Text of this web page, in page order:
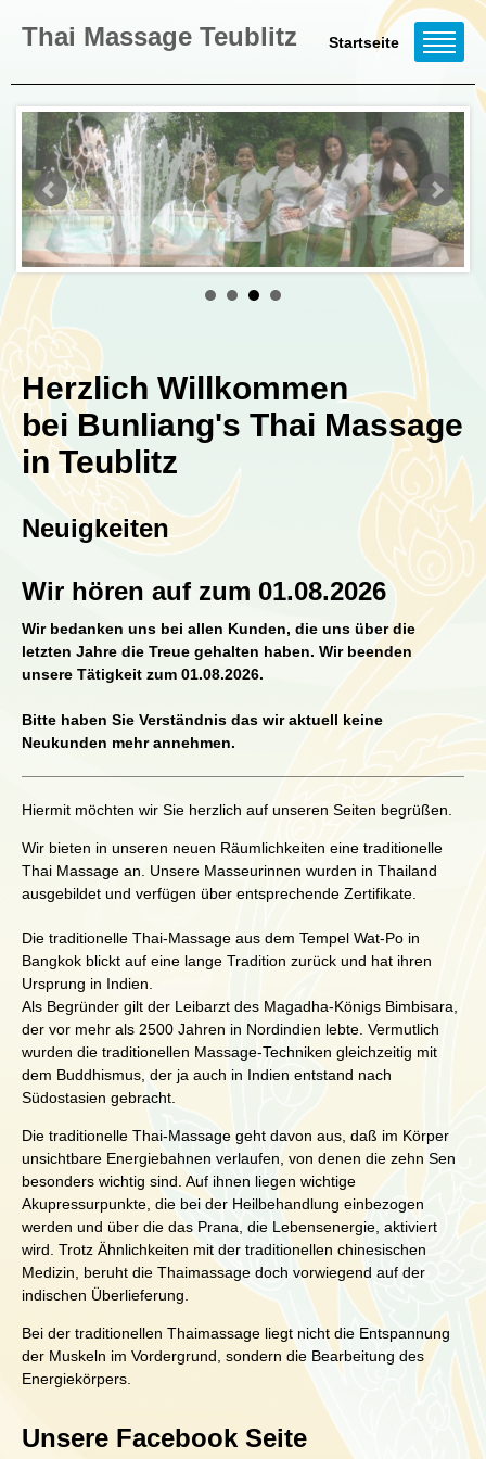
Thai Massage Teublitz Startseite
Herzlich Willkommen
bei Bunliang's Thai Massage
in Teublitz
Neuigkeiten
Wir hören auf zum 01.08.2026
Wir bedanken uns bei allen Kunden, die uns über die
letzten Jahre die Treue gehalten haben. Wir beenden
unsere Tätigkeit zum 01.08.2026.
Bitte haben Sie Verständnis das wir aktuell keine
Neukunden mehr annehmen.
Hiermit möchten wir Sie herzlich auf unseren Seiten begrüßen.
Wir bieten in unseren neuen Räumlichkeiten eine traditionelle
Thai Massage an. Unsere Masseurinnen wurden in Thailand
ausgebildet und verfügen über entsprechende Zertifikate.
Die traditionelle Thai-Massage aus dem Tempel Wat-Po in
Bangkok blickt auf eine lange Tradition zurück und hat ihren
Ursprung in Indien.
Als Begründer gilt der Leibarzt des Magadha-Königs Bimbisara,
der vor mehr als 2500 Jahren in Nordindien lebte. Vermutlich
wurden die traditionellen Massage-Techniken gleichzeitig mit
dem Buddhismus, der ja auch in Indien entstand nach
Südostasien gebracht.
Die traditionelle Thai-Massage geht davon aus, daß im Körper
unsichtbare Energiebahnen verlaufen, von denen die zehn Sen
besonders wichtig sind. Auf ihnen liegen wichtige
Akupressurpunkte, die bei der Heilbehandlung einbezogen
werden und über die das Prana, die Lebensenergie, aktiviert
wird. Trotz Ähnlichkeiten mit der traditionellen chinesischen
Medizin, beruht die Thaimassage doch vorwiegend auf der
indischen Überlieferung.
Bei der traditionellen Thaimassage liegt nicht die Entspannung
der Muskeln im Vordergrund, sondern die Bearbeitung des
Energiekörpers.
Unsere Facebook Seite